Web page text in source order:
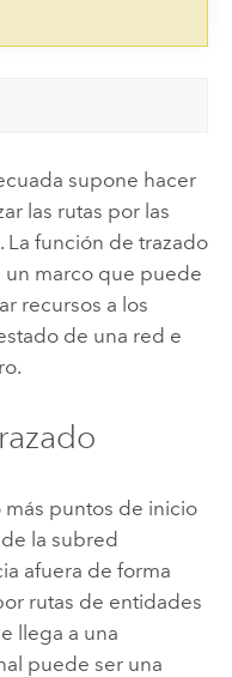
supone hacer
las rutas por las
La función de trazado
marco que puede
recursos a los
de una red e
más puntos de inicio
la subred
afuera de forma
rutas de entidades
llega a una
puede ser una